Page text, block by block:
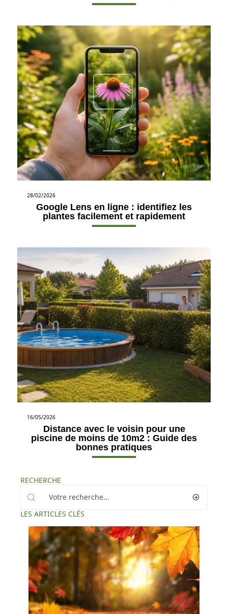
28/02/2026
Google Lens en ligne : identifiez les
plantes facilement et rapidement
16/05/2026
Distance avec le voisin pour une
piscine de moins de 10m2 : Guide des
bonnes pratiques
RECHERCHE
LES ARTICLES CLÉS